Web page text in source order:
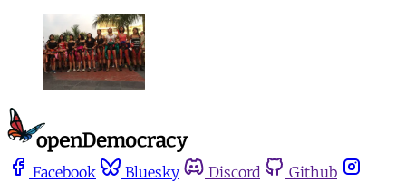
Facebook Bluesky Discord Github